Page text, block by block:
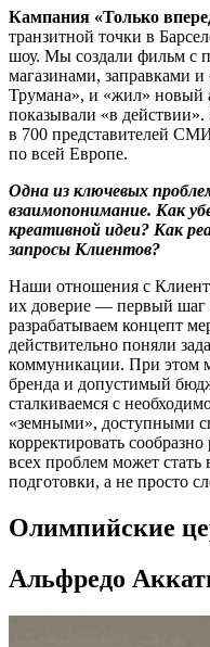
Кампания «Только
транзитной точки в
шоу. Мы создали фильм с
магазинами, заправками
Трумана», и «жил» новый
показывали «в
в 700 представителей
по всей Европе.
Одна из ключевых
взаимопонимание. Как
креативной идеи? Как
запросы Клиентов?
Наши отношения с
их доверие — первый шаг
разрабатываем концепт
действительно поняли
коммуникации. При этом
бренда и допустимый
сталкиваемся с
«земными», доступными
корректировать
всех проблем может
подготовки, а не просто
Олимпийские
Альфредо